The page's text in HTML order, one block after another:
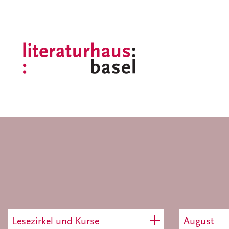
Lesezirkel und Kurse August